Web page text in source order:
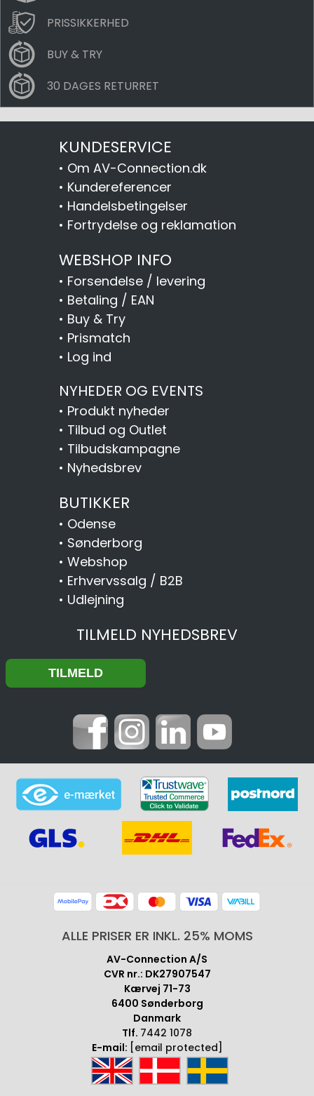
PRISSIKKERHED
BUY & TRY
30 DAGES RETURRET
KUNDESERVICE
• Om AV-Connection.dk
• Kundereferencer
• Handelsbetingelser
• Fortrydelse og reklamation
WEBSHOP INFO
• Forsendelse / levering
• Betaling / EAN
• Buy & Try
• Prismatch
• Log ind
NYHEDER OG EVENTS
• Produkt nyheder
• Tilbud og Outlet
• Tilbudskampagne
• Nyhedsbrev
BUTIKKER
• Odense
• Sønderborg
• Webshop
• Erhvervssalg / B2B
• Udlejning
TILMELD NYHEDSBREV
ALLE PRISER ER INKL. 25% MOMS
AV-Connection A/S
CVR nr.: DK27907547
Kærvej 71-73
6400 Sønderborg
Danmark
Tlf. 7442 1078
E-mail: [email protected]